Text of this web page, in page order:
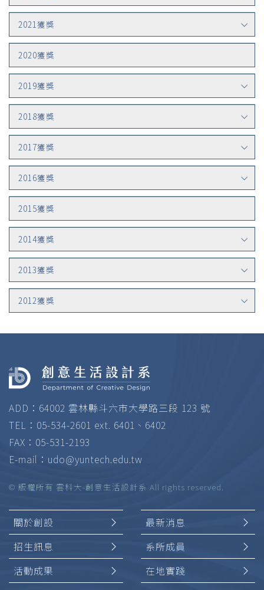
2021獲獎
2020獲獎
2019獲獎
2018獲獎
2017獲獎
2016獲獎
2015獲獎
2014獲獎
2013獲獎
2012獲獎
ADD：64002 雲林縣斗六市大學路三段 123 號
TEL：05-534-2601 ext. 6401、6402
FAX：05-531-2193
E-mail： udo@yuntech.edu.tw
© 版權所有 雲科大-創意生活設計系 All rights reserved.
關於創設
最新消息
招生訊息
系所成員
活動成果
在地實踐